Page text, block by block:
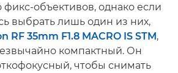
фикс-объективов, однако если
выбрать лишь один из них,
RF 35mm F1.8 MACRO IS STM,
компактный. Он
чтобы снимать